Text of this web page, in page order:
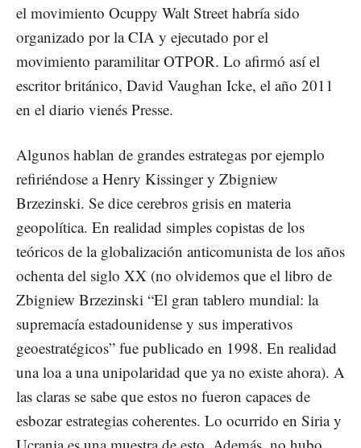
el movimiento Ocuppy Walt Street habría sido
organizado por la CIA y ejecutado por el
movimiento paramilitar OTPOR. Lo afirmó así el
escritor británico, David Vaughan Icke, el año 2011
en el diario vienés Presse.
Algunos hablan de grandes estrategas por ejemplo
refiriéndose a Henry Kissinger y Zbigniew
Brzezinski. Se dice cerebros grisis en materia
geopolítica. En realidad simples copistas de los
teóricos de la globalización anticomunista de los años
ochenta del siglo XX (no olvidemos que el libro de
Zbigniew Brzezinski “El gran tablero mundial: la
supremacía estadounidense y sus imperativos
geoestratégicos” fue publicado en 1998. En realidad
una loa a una unipolaridad que ya no existe ahora). A
las claras se sabe que estos no fueron capaces de
esbozar estrategias coherentes. Lo ocurrido en Siria y